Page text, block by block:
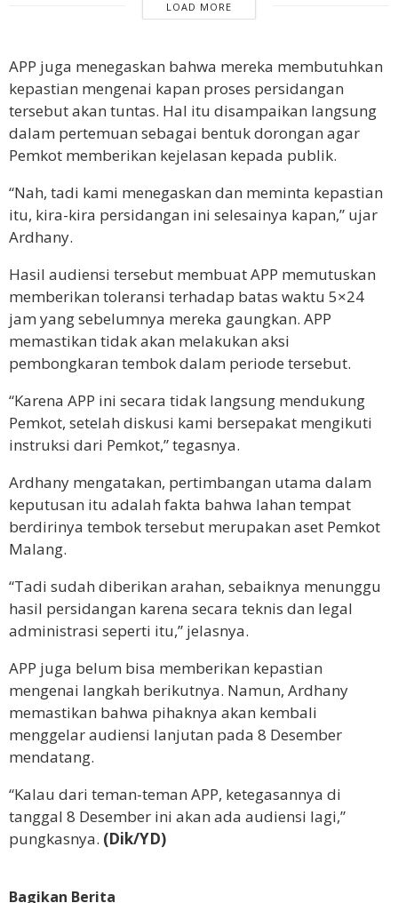
LOAD MORE
APP juga menegaskan bahwa mereka membutuhkan
kepastian mengenai kapan proses persidangan
tersebut akan tuntas. Hal itu disampaikan langsung
dalam pertemuan sebagai bentuk dorongan agar
Pemkot memberikan kejelasan kepada publik.
“Nah, tadi kami menegaskan dan meminta kepastian
itu, kira-kira persidangan ini selesainya kapan,” ujar
Ardhany.
Hasil audiensi tersebut membuat APP memutuskan
memberikan toleransi terhadap batas waktu 5×24
jam yang sebelumnya mereka gaungkan. APP
memastikan tidak akan melakukan aksi
pembongkaran tembok dalam periode tersebut.
“Karena APP ini secara tidak langsung mendukung
Pemkot, setelah diskusi kami bersepakat mengikuti
instruksi dari Pemkot,” tegasnya.
Ardhany mengatakan, pertimbangan utama dalam
keputusan itu adalah fakta bahwa lahan tempat
berdirinya tembok tersebut merupakan aset Pemkot
Malang.
“Tadi sudah diberikan arahan, sebaiknya menunggu
hasil persidangan karena secara teknis dan legal
administrasi seperti itu,” jelasnya.
APP juga belum bisa memberikan kepastian
mengenai langkah berikutnya. Namun, Ardhany
memastikan bahwa pihaknya akan kembali
menggelar audiensi lanjutan pada 8 Desember
mendatang.
“Kalau dari teman-teman APP, ketegasannya di
tanggal 8 Desember ini akan ada audiensi lagi,”
pungkasnya. (Dik/YD)
Bagikan Berita